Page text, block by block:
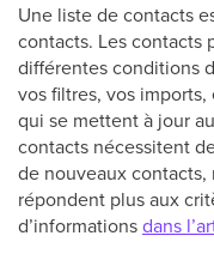
Une liste de contacts
contacts. Les contacts
différentes conditions
vos filtres, vos
qui se mettent à jour
contacts nécessitent
de nouveaux
répondent plus aux
d’informationsdans